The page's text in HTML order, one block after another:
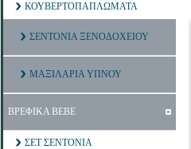
ΚΟΥΒΕΡΤΟΠΑΠΛΩΜΑΤΑ
ΣΕΝΤΟΝΙΑ ΞΕΝΟΔΟΧΕΙΟΥ
ΜΑΞΙΛΑΡΙΑ ΥΠΝΟΥ
ΒΡΕΦΙΚΑ ΒΕΒΕ
ΣΕΤ ΣΕΝΤΟΝΙΑ